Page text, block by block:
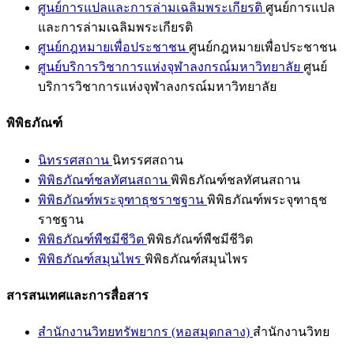
ศูนย์การแปลและการล่ามเฉลิมพระเกียรติ ศูนย์การแปล
และการล่ามเฉลิมพระเกียรติ
ศูนย์กฎหมายเพื่อประชาชน ศูนย์กฎหมายเพื่อประชาชน
ศูนย์บริการวิชาการแห่งจุฬาลงกรณ์มหาวิทยาลัย ศูนย์
บริการวิชาการแห่งจุฬาลงกรณ์มหาวิทยาลัย
พิพิธภัณฑ์
นิทรรศสถาน นิทรรศสถาน
พิพิธภัณฑ์ชลทัศนสถาน พิพิธภัณฑ์ชลทัศนสถาน
พิพิธภัณฑ์พระจุฑาธุชราชฐาน พิพิธภัณฑ์พระจุฑาธุช
ราชฐาน
พิพิธภัณฑ์พืชมีชีวิต พิพิธภัณฑ์พืชมีชีวิต
พิพิธภัณฑ์สมุนไพร พิพิธภัณฑ์สมุนไพร
สารสนเทศและการสื่อสาร
สำนักงานวิทยทรัพยากร (หอสมุดกลาง) สำนักงานวิทย